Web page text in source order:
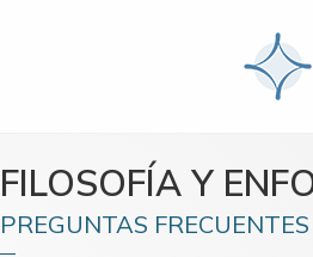
FILOSOFÍA Y
PREGUNTAS FRECUENTES